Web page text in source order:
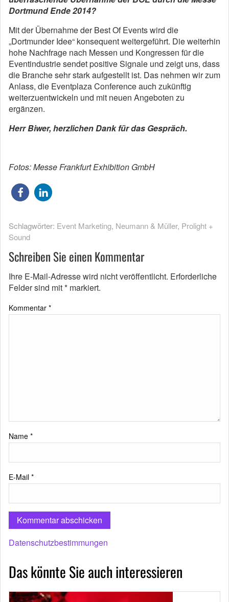
Dortmund Ende 2014?
Mit der Übernahme der Best Of Events wird die
„Dortmunder Idee“ konsequent weitergeführt. Die weiterhin
hohe Nachfrage nach Messen und Kongressen für die
Eventindustrie sendet positive Signale und zeigt uns, dass
die Branche sehr stark aufgestellt ist. Das nehmen wir zum
Anlass, die Eventplaza Conference auch zukünftig
weiterzuentwickeln und mit neuen Angeboten zu
ergänzen.
Herr Biwer, herzlichen Dank für das Gespräch.
Fotos: Messe Frankfurt Exhibition GmbH
Schlagwörter: Event Marketing, Neumann & Müller, Prolight +
Sound
Schreiben Sie einen Kommentar
Ihre E-Mail-Adresse wird nicht veröffentlicht. Erforderliche
Felder sind mit* markiert.
Kommentar *
Name *
E-Mail *
Datenschutzbestimmungen
Das könnte Sie auch interessieren